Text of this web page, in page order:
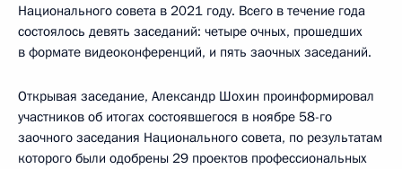
Национального совета в 2021 году. Всего в течение года
состоялось девять заседаний: четыре очных, прошедших
в формате видеоконференций, и пять заочных заседаний.
Открывая заседание, Александр Шохин проинформировал
участников об итогах состоявшегося в ноябре 58-го
заочного заседания Национального совета, по результатам
которого были одобрены 29 проектов профессиональных